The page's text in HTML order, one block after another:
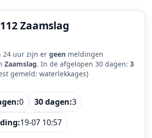
Zaamslag
24 uur zijn er geen meldingen
Zaamslag. In de afgelopen 30 dagen: 3
gemeld: waterlekkages)
0 30 dagen:3
19-07 10:57